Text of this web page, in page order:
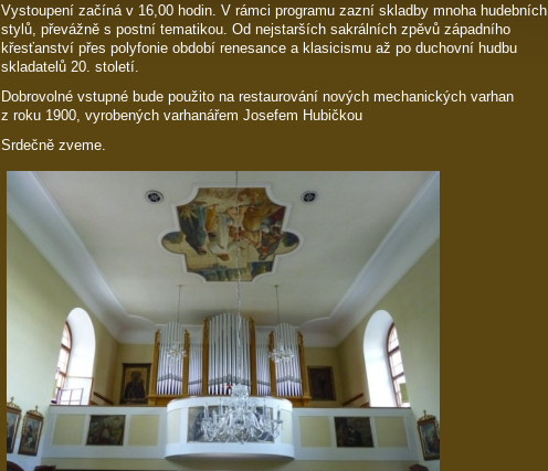
Vystoupení začíná v 16,00 hodin. V rámci programu zazní skladby mnoha hudebních
stylů, převážně s postní tematikou. Od nejstarších sakrálních zpěvů západního
křesťanství přes polyfonie období renesance a klasicismu až po duchovní hudbu
skladatelů 20. století.
Dobrovolné vstupné bude použito na restaurování nových mechanických varhan
z roku 1900, vyrobených varhanářem Josefem Hubičkou
Srdečně zveme.